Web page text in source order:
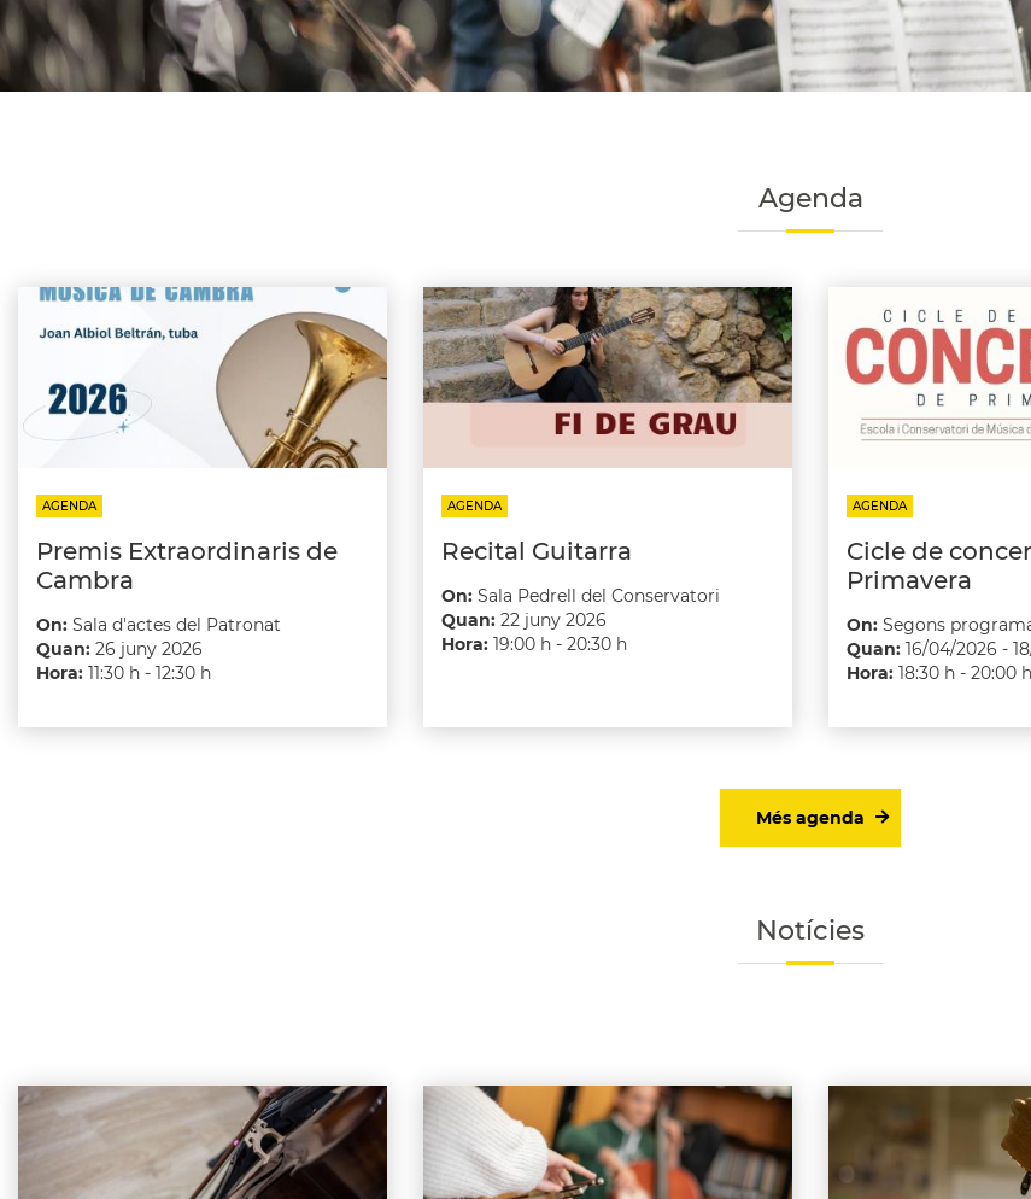
Agenda
AGENDA
Premis Extraordinaris de
Cambra
On: Sala d'actes del Patronat
Quan: 26 juny 2026
Hora: 11:30 h - 12:30 h
AGENDA
Recital Guitarra
On: Sala Pedrell del Conservatori
Quan: 22 juny 2026
Hora: 19:00 h - 20:30 h
AGENDA
Cicle de
Primavera
On: Segons
Quan: 16/04/2026 -
Hora: 18:30 h - 20:00 h
Més agenda
Notícies